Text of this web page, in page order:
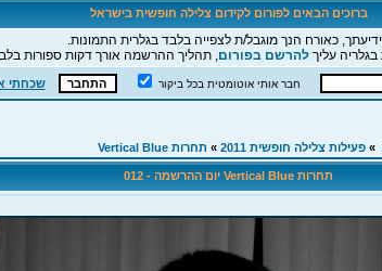
ברוכים הבאים לפורום לקידום צלילה חופשית בישראל
כאורח הנך מוגבל/ת לצפייה בלבד בגלרית התמונות.
בגלריה עליךלהרשם בפורום, תהליך ההרשמה אורך דקות ספורות
חבר אותי אוטומטית בכל ביקור שכחתי
» פעילות צלילה חופשית 2011 » תחרות Vertical Blue
תחרות Vertical Blue יום ההרשמה - 012